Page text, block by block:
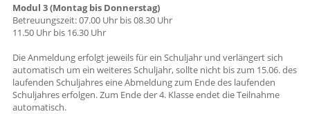
Modul 3 (Montag bis Donnerstag)
Betreuungszeit: 07.00 Uhr bis 08.30 Uhr
11.50 Uhr bis 16.30 Uhr
Die Anmeldung erfolgt jeweils für ein Schuljahr und verlängert sich
automatisch um ein weiteres Schuljahr, sollte nicht bis zum 15.06. des
laufenden Schuljahres eine Abmeldung zum Ende des laufenden
Schuljahres erfolgen. Zum Ende der 4. Klasse endet die Teilnahme
automatisch.